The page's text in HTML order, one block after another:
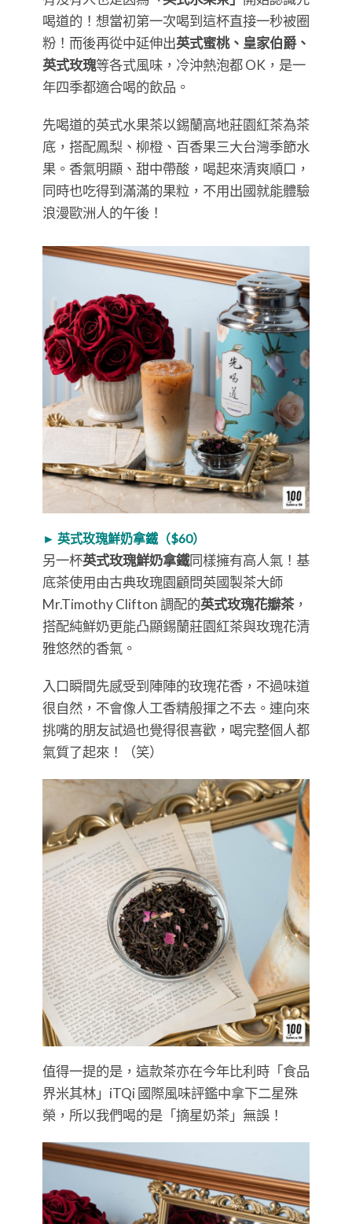
喝道的！想當初第一次喝到這杯直接一秒被圈
粉！而後再從中延伸出英式蜜桃、皇家伯爵、
英式玫瑰等各式風味，冷沖熱泡都 OK，是一
年四季都適合喝的飲品。
先喝道的英式水果茶以錫蘭高地莊園紅茶為茶
底，搭配鳳梨、柳橙、百香果三大台灣季節水
果。香氣明顯、甜中帶酸，喝起來清爽順口，
同時也吃得到滿滿的果粒，不用出國就能體驗
浪漫歐洲人的午後！
► 英式玫瑰鮮奶拿鐵（$60）
另一杯英式玫瑰鮮奶拿鐵同樣擁有高人氣！基
底茶使用由古典玫瑰園顧問英國製茶大師
Mr.Timothy Clifton 調配的英式玫瑰花瓣茶，
搭配純鮮奶更能凸顯錫蘭莊園紅茶與玫瑰花清
雅悠然的香氣。
入口瞬間先感受到陣陣的玫瑰花香，不過味道
很自然，不會像人工香精般揮之不去。連向來
挑嘴的朋友試過也覺得很喜歡，喝完整個人都
氣質了起來！（笑）
值得一提的是，這款茶亦在今年比利時「食品
界米其林」iTQi 國際風味評鑑中拿下二星殊
榮，所以我們喝的是「摘星奶茶」無誤！